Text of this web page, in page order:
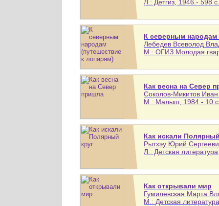
Л.: Детгиз, 1946.- 598 с.
К северным народам
Лебедев Всеволод
М.: ОГИЗ Молодая
Как весна на Север
Соколов-Микитов
М.: Малыш, 1984.- 10
Как искали
Рытхэу Юрий
Л.: Детская
Как открывали мир
Гумилевская Марта
М.: Детская